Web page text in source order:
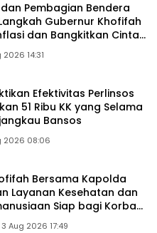
Pembagian Bendera
Gubernur Khofifah
dan Bangkitkan Cinta
2026 14:31
Efektivitas Perlinsos
51 Ribu KK yang Selama
Bansos
2026 08:06
Bersama Kapolda
Layanan Kesehatan dan
Siap bagi Korban
II
3 Aug 2026 17:49